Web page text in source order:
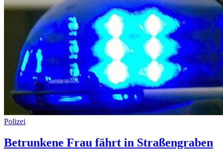
Polizei
Betrunkene Frau fährt in Straßengraben